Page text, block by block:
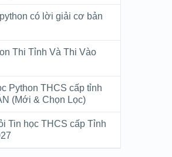
có lời giải cơ bản
Thi Tỉnh Và Thi Vào
Python THCS cấp tỉnh
(Mới & Chọn Lọc)
Tin học THCS cấp Tỉnh